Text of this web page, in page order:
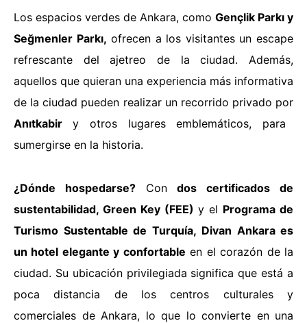
Los espacios verdes de Ankara, como Gençlik Parkı y
Seğmenler Parkı, ofrecen a los visitantes un escape
refrescante del ajetreo de la ciudad. Además,
aquellos que quieran una experiencia más informativa
de la ciudad pueden realizar un recorrido privado por
Anıtkabir
y otros lugares emblemáticos, para
sumergirse en la historia.
¿Dónde hospedarse?Condos certificados de
sustentabilidad, Green Key (FEE) y el Programa de
Turismo Sustentable de Turquía, Divan Ankaraes
un hotel elegante y confortable en el corazón de la
ciudad. Su ubicación privilegiada significa que está a
poca distancia de los centros culturales y
comerciales de Ankara, lo que lo convierte en una